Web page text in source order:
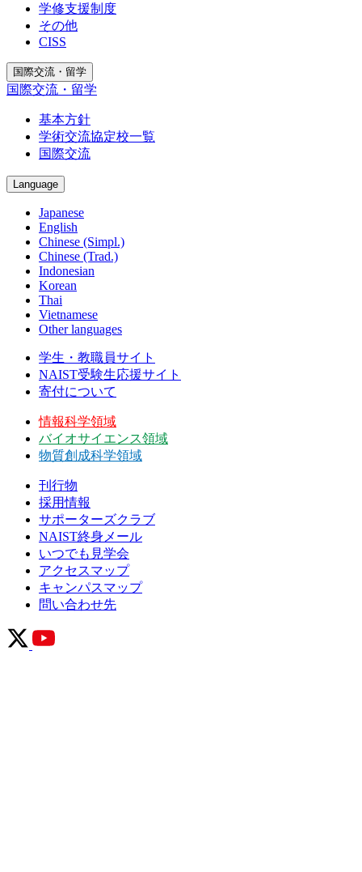
学修支援制度
その他
CISS
国際交流・留学
国際交流・留学
基本方針
学術交流協定校一覧
国際交流
Language
Japanese
English
Chinese (Simpl.)
Chinese (Trad.)
Indonesian
Korean
Thai
Vietnamese
Other languages
学生・教職員サイト
NAIST受験生応援サイト
寄付について
情報科学領域
バイオサイエンス領域
物質創成科学領域
刊行物
採用情報
サポーターズクラブ
NAIST終身メール
いつでも見学会
アクセスマップ
キャンパスマップ
問い合わせ先